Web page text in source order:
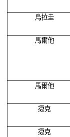
烏拉圭
馬爾他
馬爾他
捷克
捷克